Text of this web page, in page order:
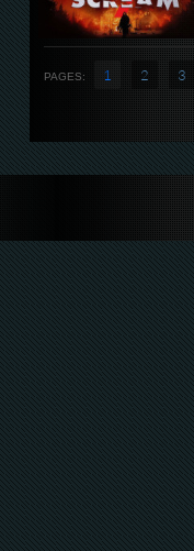
PAGES: 1 2 3